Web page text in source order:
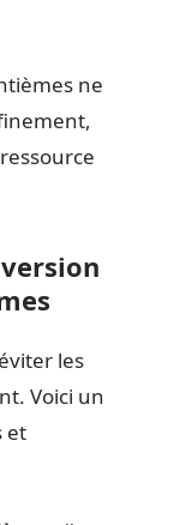
ne
les
Voici un
et